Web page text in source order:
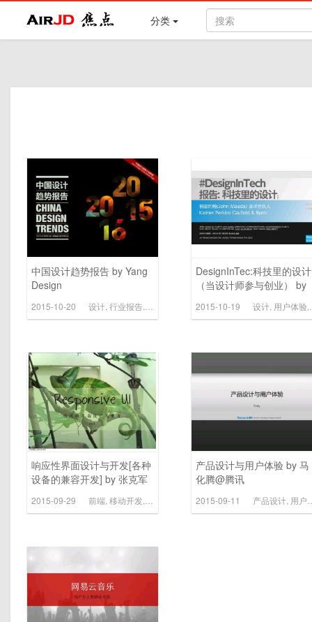
Air焦点 分类
中国设计趋势报告 by Yang
Design
2015-10-20 设计 行业报告
DesignInTec:科技里的设计
（当设计师参与创业） by
2015-10-19 设计 用户体验
响应性界面设计与开发[各种
设备的兼容开发] by 张克军
2015-09-29 前端 移动开发
产品设计与用户体验 by 马
化腾@腾讯
2015-09-11 产品设计 用户体验